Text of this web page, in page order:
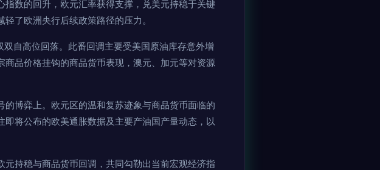
数的回升，欧元汇率获得支撑，兑美元持稳于关键
了欧洲央行后续政策路径的压力。
自高位回落。此番回调主要受美国原油库存意外增
品价格挂钩的商品货币表现，澳元、加元等对资源
博弈上。欧元区的温和复苏迹象与商品货币面临的
将公布的欧美通胀数据及主要产油国产量动态，以
持稳与商品货币回调，共同勾勒出当前宏观经济指